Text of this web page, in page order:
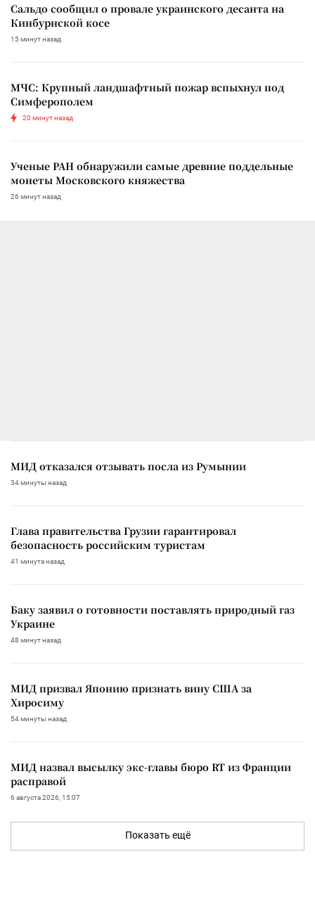
Сальдо сообщил о провале украинского десанта на
Кинбурнской косе
15 минут назад
МЧС: Крупный ландшафтный пожар вспыхнул под
Симферополем
20 минут назад
Ученые РАН обнаружили самые древние поддельные
монеты Московского княжества
26 минут назад
МИД отказался отзывать посла из Румынии
34 минуты назад
Глава правительства Грузии гарантировал
безопасность российским туристам
41 минута назад
Баку заявил о готовности поставлять природный газ
Украине
48 минут назад
МИД призвал Японию признать вину США за
Хиросиму
54 минуты назад
МИД назвал высылку экс-главы бюро RT из Франции
расправой
6 августа 2026, 15:07
Показать ещё